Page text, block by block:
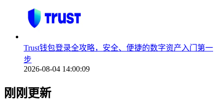
Trust钱包登录全攻略，安全、便捷的数字资产入门第一
步
2026-08-04 14:00:09
刚刚更新